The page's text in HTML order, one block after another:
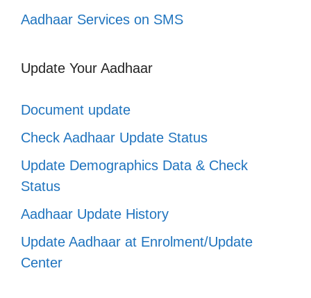
Aadhaar Services on SMS
Update Your Aadhaar
Document update
Check Aadhaar Update Status
Update Demographics Data & Check
Status
Aadhaar Update History
Update Aadhaar at Enrolment/Update
Center